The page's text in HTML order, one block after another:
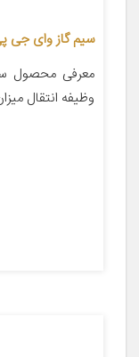
سیم گاز وای جی پی کد 279 مناسب
معرفی محصول
وظیفه انتقال